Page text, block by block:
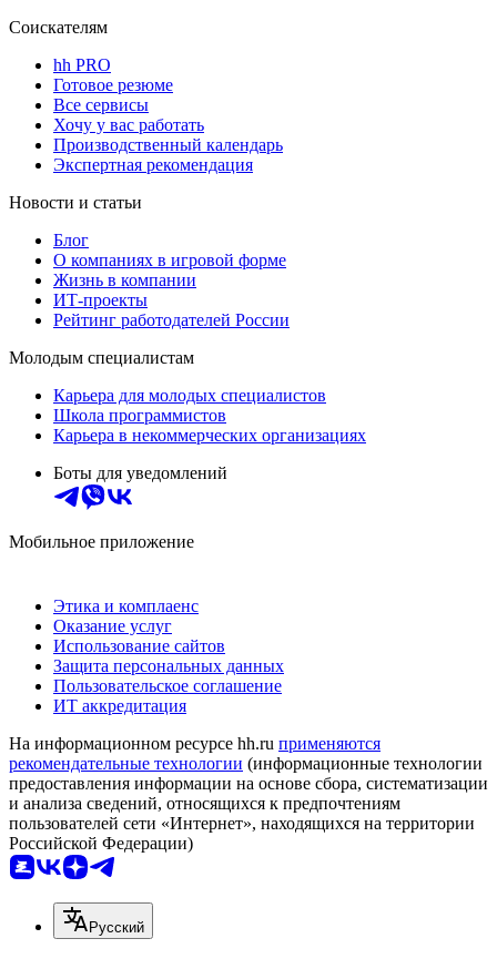
Соискателям
hh PRO
Готовое резюме
Все сервисы
Хочу у вас работать
Производственный календарь
Экспертная рекомендация
Новости и статьи
Блог
О компаниях в игровой форме
Жизнь в компании
ИТ-проекты
Рейтинг работодателей России
Молодым специалистам
Карьера для молодых специалистов
Школа программистов
Карьера в некоммерческих организациях
Боты для уведомлений
Мобильное приложение
Этика и комплаенс
Оказание услуг
Использование сайтов
Защита персональных данных
Пользовательское соглашение
ИТ аккредитация
На информационном ресурсе hh.ru применяются
рекомендательные технологии (информационные технологии
предоставления информации на основе сбора, систематизации
и анализа сведений, относящихся к предпочтениям
пользователей сети «Интернет», находящихся на территории
Российской Федерации)
Русский